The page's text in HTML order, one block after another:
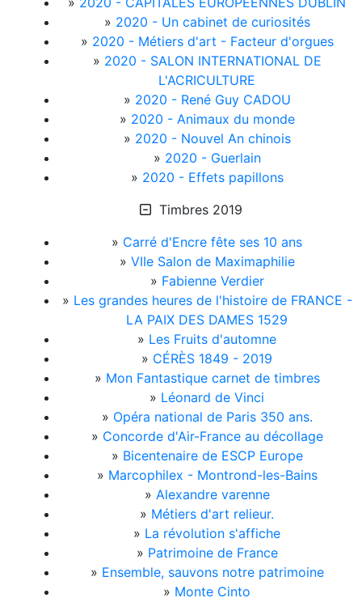
» 2020 - Un cabinet de curiosités
» 2020 - Métiers d'art - Facteur d'orgues
» 2020 - SALON INTERNATIONAL DE
L'ACRICULTURE
» 2020 - René Guy CADOU
» 2020 - Animaux du monde
» 2020 - Nouvel An chinois
» 2020 - Guerlain
» 2020 - Effets papillons
Timbres 2019
» Carré d'Encre fête ses 10 ans
» VIIe Salon de Maximaphilie
» Fabienne Verdier
» Les grandes heures de l'histoire de FRANCE -
LA PAIX DES DAMES 1529
» Les Fruits d'automne
» CÉRÈS 1849 - 2019
» Mon Fantastique carnet de timbres
» Léonard de Vinci
» Opéra national de Paris 350 ans.
» Concorde d'Air-France au décollage
» Bicentenaire de ESCP Europe
» Marcophilex - Montrond-les-Bains
» Alexandre varenne
» Métiers d'art relieur.
» La révolution s'affiche
» Patrimoine de France
» Ensemble, sauvons notre patrimoine
» Monte Cinto